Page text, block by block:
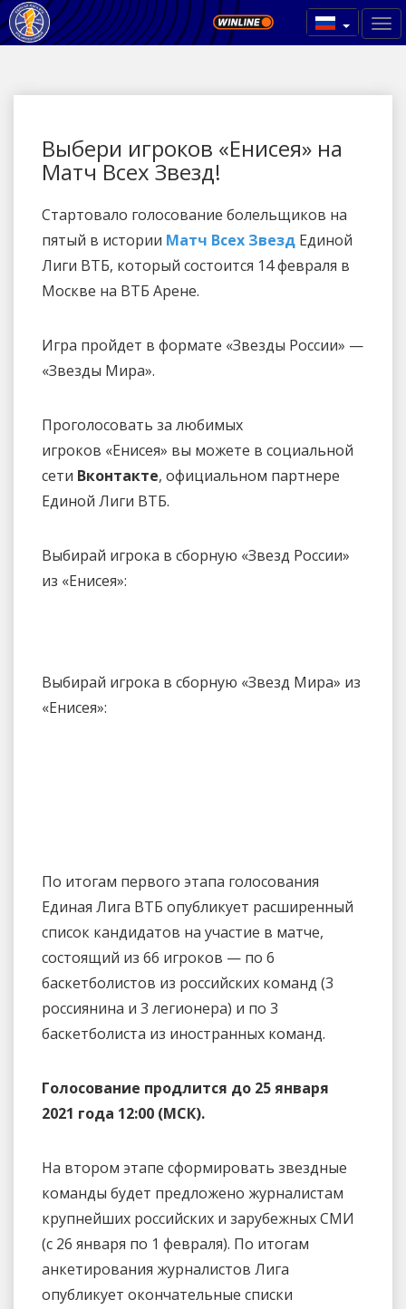
Выбери игроков «Енисея» на
Матч Всех Звезд!
Стартовало голосование болельщиков на
пятый в истории Матч Всех Звезд Единой
Лиги ВТБ, который состоится 14 февраля в
Москве на ВТБ Арене.
Игра пройдет в формате «Звезды России» —
«Звезды Мира».
Проголосовать за любимых
игроков «Енисея» вы можете в социальной
сети Вконтакте, официальном партнере
Единой Лиги ВТБ.
Выбирай игрока в сборную «Звезд России»
из «Енисея»:
Выбирай игрока в сборную «Звезд Мира» из
«Енисея»:
По итогам первого этапа голосования
Единая Лига ВТБ опубликует расширенный
список кандидатов на участие в матче,
состоящий из 66 игроков — по 6
баскетболистов из российских команд (3
россиянина и 3 легионера) и по 3
баскетболиста из иностранных команд.
Голосование продлится до 25 января
2021 года 12:00 (МСК).
На втором этапе сформировать звездные
команды будет предложено журналистам
крупнейших российских и зарубежных СМИ
(с 26 января по 1 февраля). По итогам
анкетирования журналистов Лига
опубликует окончательные списки